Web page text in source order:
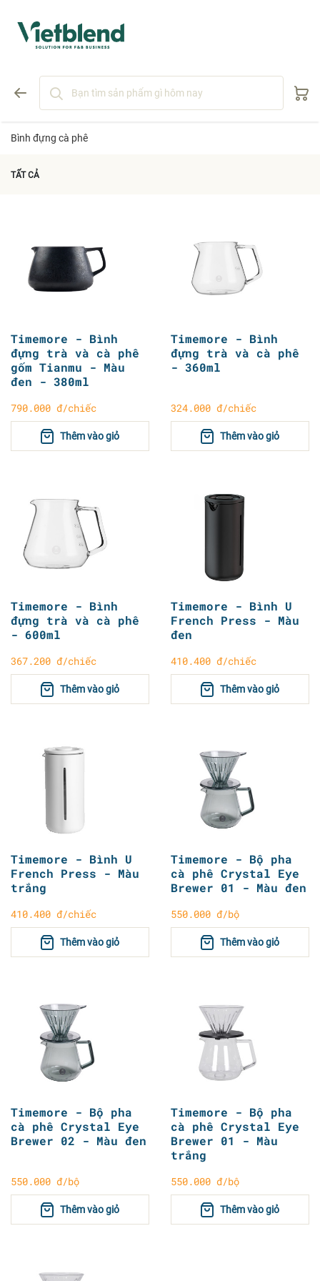
Bình đựng cà phê
TẤT CẢ
Timemore - Bình
đựng trà và cà phê
gốm Tianmu - Màu
đen - 380ml
790.000 đ/chiếc
Thêm vào giỏ
Timemore - Bình
đựng trà và cà phê
- 360ml
324.000 đ/chiếc
Thêm vào giỏ
Timemore - Bình
đựng trà và cà phê
- 600ml
367.200 đ/chiếc
Thêm vào giỏ
Timemore - Bình U
French Press - Màu
đen
410.400 đ/chiếc
Thêm vào giỏ
Timemore - Bình U
French Press - Màu
trắng
410.400 đ/chiếc
Thêm vào giỏ
Timemore - Bộ pha
cà phê Crystal Eye
Brewer 01 - Màu đen
550.000 đ/bộ
Thêm vào giỏ
Timemore - Bộ pha
cà phê Crystal Eye
Brewer 02 - Màu đen
550.000 đ/bộ
Thêm vào giỏ
Timemore - Bộ pha
cà phê Crystal Eye
Brewer 01 - Màu
trắng
550.000 đ/bộ
Thêm vào giỏ